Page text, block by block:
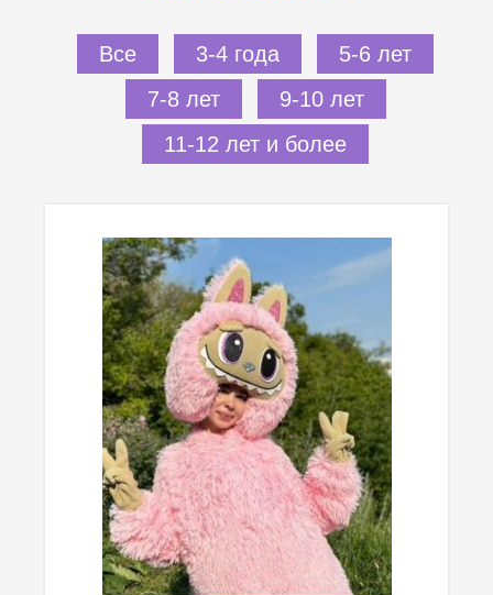
Все 3-4 года
5-6 лет
7-8 лет
9-10 лет
11-12 лет и более